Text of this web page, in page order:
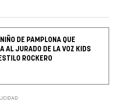
NIÑO DE PAMPLONA QUE
AL JURADO DE LA VOZ KIDS
ROCKERO